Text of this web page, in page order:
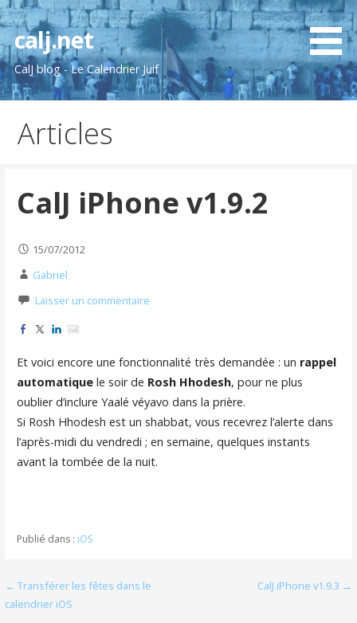
Passer
au
contenu
calj.net
CalJ blog - Le Calendrier Juif
Articles
CalJ iPhone v1.9.2
15/07/2012
Gabriel
Laisser un commentaire
Et voici encore une fonctionnalité très demandée : un rappel
automatiquele soir de Rosh Hhodesh, pour ne plus
oublier d’inclure Yaalé véyavo dans la prière.
Si Rosh Hhodesh est un shabbat, vous recevrez l’alerte dans
l’après-midi du vendredi ; en semaine, quelques instants
avant la tombée de la nuit.
Publié dans : iOS
Navigation
← Transférer les fêtes dans le
calendrier iOS
CalJ iPhone v1.9.3 →